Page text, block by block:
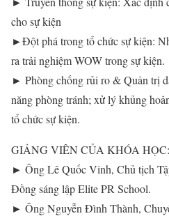
cho sự kiện
►Đột phá trong tổ chức sự kiện:
ra trải nghiệm WOW trong sự kiện.
► Phòng chống rủi ro & Quản trị
năng phòng tránh; xử lý khủng
tổ chức sự kiện.
GIẢNG VIÊN CỦA KHÓA HỌC:
► Ông Lê Quốc Vinh, Chủ tịch
Đồng sáng lập Elite PR School.
► Ông Nguyễn Đình Thành,